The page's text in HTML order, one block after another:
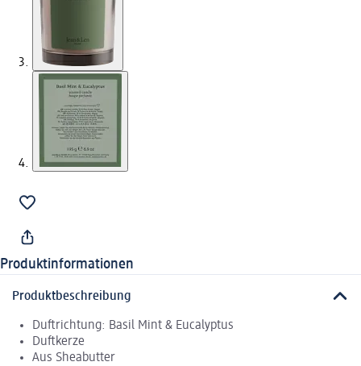
Produktinformationen
Produktbeschreibung
Duftrichtung: Basil Mint & Eucalyptus
Duftkerze
Aus Sheabutter